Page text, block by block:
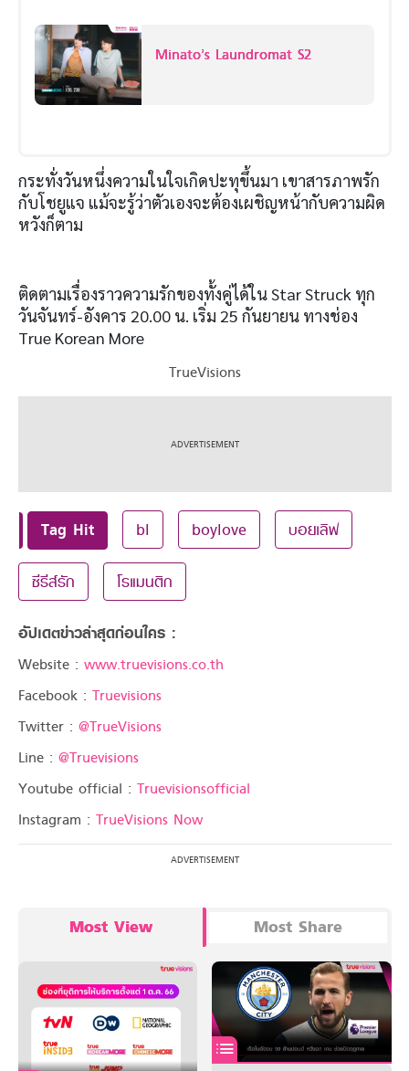
Minato’s Laundromat S2
กระทั่งวันหนึ่งความในใจเกิดปะทุขึ้นมา เขาสารภาพรัก
กับโชยูแจ แม้จะรู้ว่าตัวเองจะต้องเผชิญหน้ากับความผิด
หวังก็ตาม
ติดตามเรื่องราวความรักของทั้งคู่ได้ใน Star Struck ทุก
วันจันทร์-อังคาร 20.00 น. เริ่ม 25 กันยายน ทางช่อง
True Korean More
TrueVisions
Tag Hit bl boylove บอยเลิฟ
ซีรีส์รัก โรแมนติก
อัปเดตข่าวล่าสุดก่อนใคร :
Website : www.truevisions.co.th
Facebook : Truevisions
Twitter : @TrueVisions
Line : @Truevisions
Youtube official : Truevisionsofficial
Instagram : TrueVisions Now
Most View Most Share